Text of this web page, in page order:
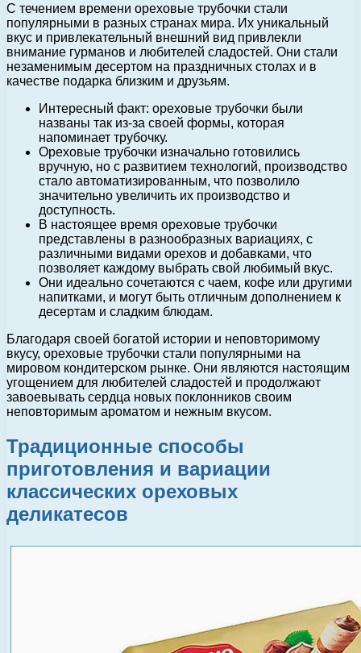
С течением времени ореховые трубочки стали
популярными в разных странах мира. Их уникальный
вкус и привлекательный внешний вид привлекли
внимание гурманов и любителей сладостей. Они стали
незаменимым десертом на праздничных столах и в
качестве подарка близким и друзьям.
Интересный факт: ореховые трубочки были
названы так из-за своей формы, которая
напоминает трубочку.
Ореховые трубочки изначально готовились
вручную, но с развитием технологий, производство
стало автоматизированным, что позволило
значительно увеличить их производство и
доступность.
В настоящее время ореховые трубочки
представлены в разнообразных вариациях, с
различными видами орехов и добавками, что
позволяет каждому выбрать свой любимый вкус.
Они идеально сочетаются с чаем, кофе или другими
напитками, и могут быть отличным дополнением к
десертам и сладким блюдам.
Благодаря своей богатой истории и неповторимому
вкусу, ореховые трубочки стали популярными на
мировом кондитерском рынке. Они являются настоящим
угощением для любителей сладостей и продолжают
завоевывать сердца новых поклонников своим
неповторимым ароматом и нежным вкусом.
Традиционные способы
приготовления и вариации
классических ореховых
деликатесов